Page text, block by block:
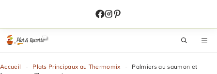
contenu
Accueil - Plats Principaux au Thermomix -
Palmiers au saumon et